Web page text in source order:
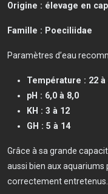
Origine : élevage en
Famille : Poeciliidae
Paramètres d’eau
Température : 22 à
pH : 6,0 à 8,0
KH : 3 à 12
GH : 5 à 14
Grâce à sa grande
aussi bien aux
correctement entretenus.